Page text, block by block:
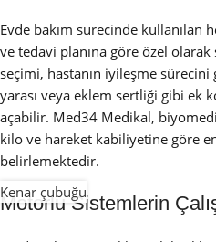
Evde bakım sürecinde kullanılan
ve tedavi planına göre özel olarak
seçimi, hastanın iyileşme sürecini
yarası veya eklem sertliği gibi ek
açabilir. Med34 Medikal,
kilo ve hareket kabiliyetine göre
belirlemektedir.
Motorlu Sistemlerin
Kenar çubuğu